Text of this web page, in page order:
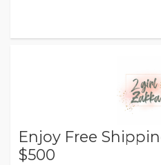
Enjoy Free
$500